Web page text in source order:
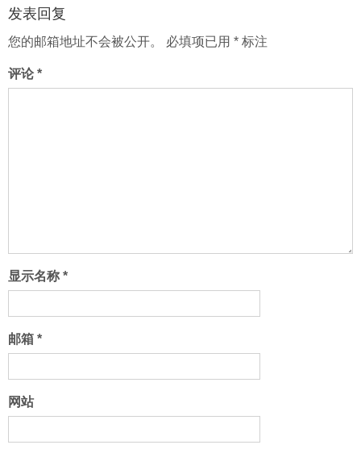
发表回复
您的邮箱地址不会被公开。 必填项已用 * 标注
评论*
显示名称 *
邮箱 *
网站